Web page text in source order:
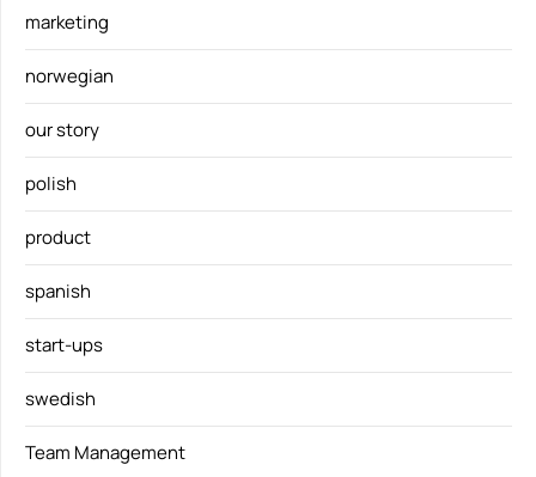
marketing
norwegian
our story
polish
product
spanish
start-ups
swedish
Team Management